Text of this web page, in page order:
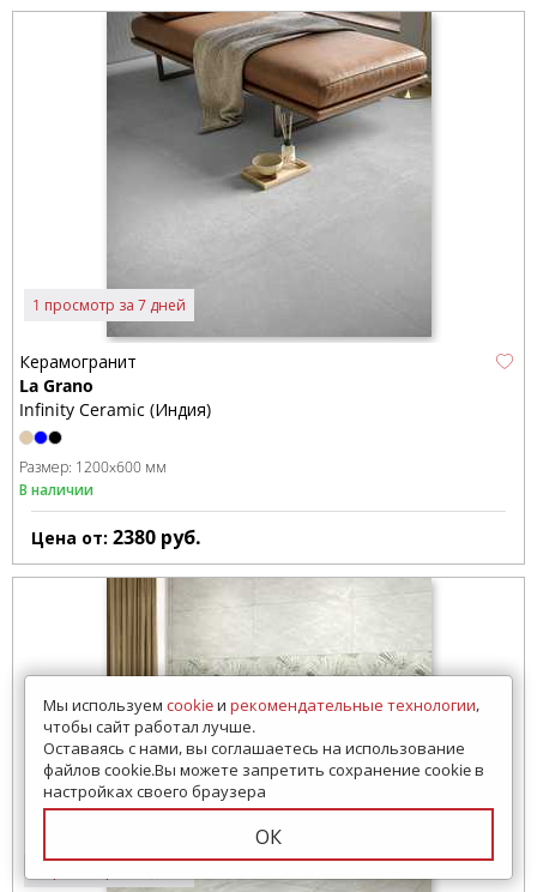
1 просмотр за 7 дней
Керамогранит
La Grano
Infinity Ceramic (Индия)
Размер: 1200x600 мм
В наличии
Цена от: 2380 руб.
Мы используем cookieи рекомендательные технологии,
чтобы сайт работал лучше.
Оставаясь с нами, вы соглашаетесь на использование
файлов cookie.Вы можете запретить сохранение cookie в
настройках своего браузера
ОК